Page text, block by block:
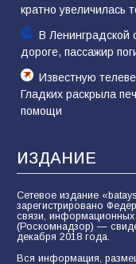
кратно увеличилась
В Ленинградской
дороге, пассажир
Известную
Гладких раскрыла
помощи
ИЗДАНИЕ
Сетевое издание
зарегистрировано
связи,
(Роскомнадзор) —
декабря 2018 года.
Вся информация,